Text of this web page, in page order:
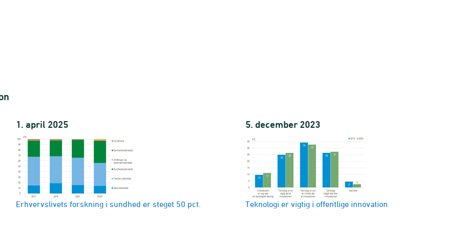
(FoU)
(FoU)(
1. april 2025
Erhvervslivets forskning i sundhed er steget 50 pct.
5. december 2023
Teknologi er vigtig i offentlige innovation